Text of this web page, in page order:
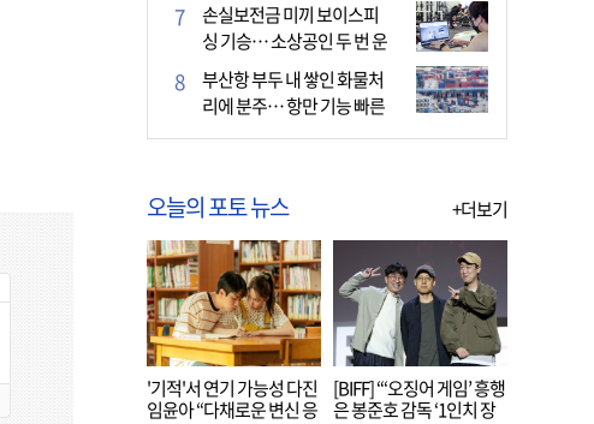
손실보전금 미끼 보이스피
싱 기승… 소상공인 두 번 운
다
부산항 부두 내 쌓인 화물처
리에 분주… 항만 기능 빠른
회복세
오늘의 포토 뉴스 +더보기
'기적'서 연기 가능성 다진
임윤아 “다채로운 변신 응
[BIFF] “‘오징어 게임’ 흥행
은 봉준호 감독 ‘1인치 장